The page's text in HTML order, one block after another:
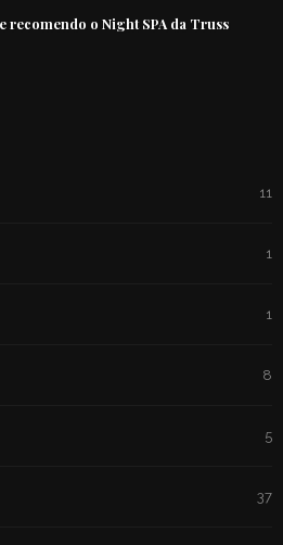
recomendo o Night SPA da Truss
11
1
1
8
5
37